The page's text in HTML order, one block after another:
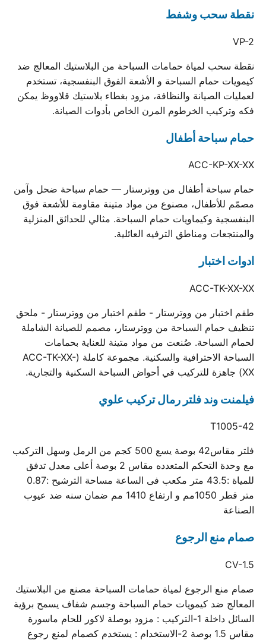
نقطة سحب وشفط
VP-2
نقطة سحب لمياة حمامات السباحة من البلاستيك المعالج ضد
كيمويات حمام السباحة و الأشعة الفوق البنفسجية، تستخدم
لعمليات الصيانة والنظافة، مزود بغطاء بلاستيك قلاووظ يمكن
فكه وتركيب الخرطوم المرن الخاص بأدوات الصيانة.
حمام سباحة أطفال
ACC-KP-XX-XX
حمام سباحة أطفال من ووترستار — حمام سباحة ضحل وآمن
مصمّم للأطفال، مصنوع من مواد متينة مقاومة للأشعة فوق
البنفسجية وكيماويات حمام السباحة. مثالي للحدائق المنزلية
والمنتجعات ومناطق الترفيه العائلية.
ادوات اختبار
ACC-TK-XX-XX
طقم اختبار من ووترستار - طقم اختبار من ووترستار - ملحق
تنظيف حمام السباحة من ووترستار، مصمم للصيانة الشاملة
لحمام السباحة. صُنعت من مواد متينة للعناية بحمامات
السباحة الاحترافية والسكنية. مجموعة كاملة (ACC-TK-XX-
XX) جاهزة للتركيب في أحواض السباحة السكنية والتجارية.
فيلمنت وند فلتر رمال تركيب علوي
T1005-42
فلتر مقاس42 بوصة يسع 500 كجم من الرمل وسهل التركيب
مع وحدة التحكم المتعدده مقاس 2 بوصة أعلى معدل تدفق
للمياة :43.5 متر مكعب فى الساعة مساحة الترشيح :0.87
متر قطر 1050مم و ارتفاع 1410 مم ضمان سنه ضد عيوب
الصناعة
صمام منع الرجوع
CV-1.5
صمام منع الرجوع لمياة حمامات السباحة مصنع من البلاستيك
المعالج ضد كيمويات حمام السباحة وجسم شفاف يسمح برؤية
السائل داخلة 1-التركيب : مزود بوصلة لاكور للحام ماسورة
مقاس 1.5 بوصة 2-الاستخدام : يستخدم كصمام لمنع رجوع